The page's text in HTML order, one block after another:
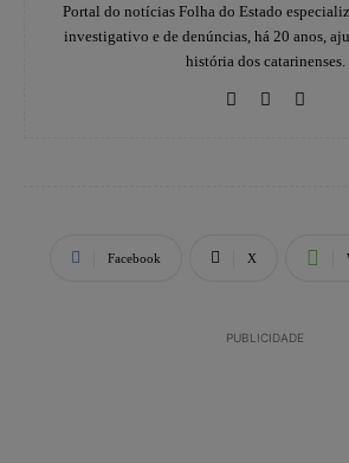
Portal do notícias Folha do Estado
investigativo e de denúncias, há 20 anos,
história dos catarinenses.
Facebook X
PUBLICIDADE